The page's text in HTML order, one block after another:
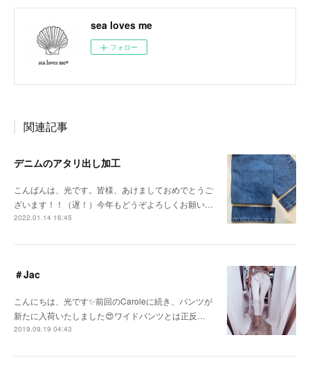
sea loves me
フォロー
関連記事
デニムのアタリ出し加工
こんばんは、光です。皆様、あけましておめでとうご
ざいます！！（遅！）今年もどうぞよろしくお願い…
2022.01.14 16:45
＃Jac
こんにちは、光です✨前回のCaroleに続き、パンツが
新たに入荷いたしました😍ワイドパンツとは正反…
2019.09.19 04:43